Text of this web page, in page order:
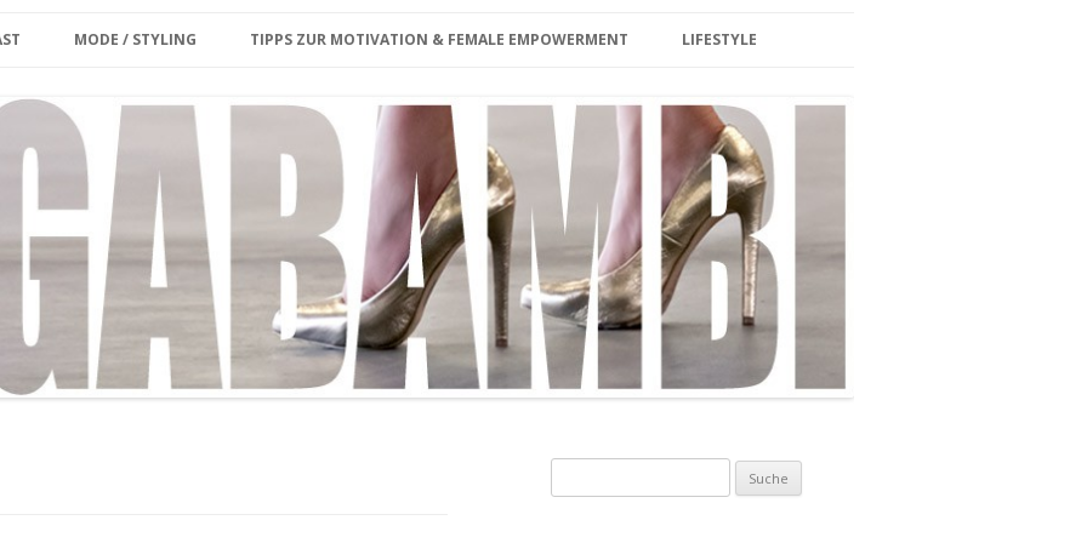
MODE / STYLING
MY MODEL WORK
OUTFIT
MY OUTFIT ARCHIVE
GROSSE GRÖSSEN SHOPPING-GU
IDE BERLIN
STYLING VIDEO
TIPPS ZUR MOTIVATION & FEMALE EMPOWERMENT
MEGABAMBI CURVY VINTAGE
MARKT
CURVY & FIT
LIFESTYLE
LIFESTYLE/TRAVEL
SPA/ SAUNA
HOTEL & WELLNESS
INTERIOR
BERLIN
EVENTS
ZUCKERFREI